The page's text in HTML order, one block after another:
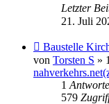
Letzter
21. Juli
Neuer
Beitrag
Baustelle
von Torsten S »
1
579